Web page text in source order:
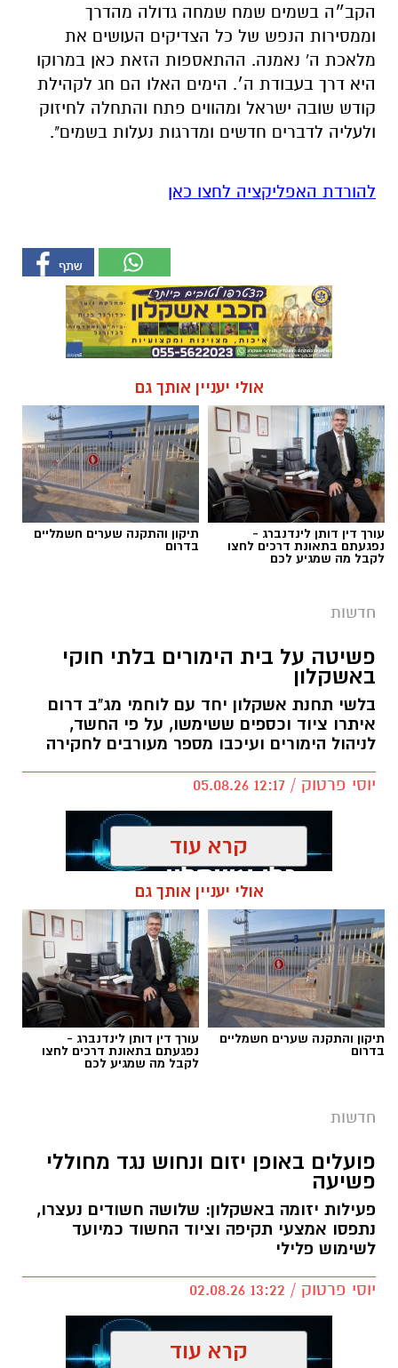
הקב״ה בשמים שמח שמחה גדולה מהדרך
וממסירות הנפש של כל הצדיקים העושים את
מלאכת ה' נאמנה. ההתאספות הזאת כאן במרוקו
היא דרך בעבודת ה׳. הימים האלו הם חג לקהילת
קודש שובה ישראל ומהווים פתח והתחלה לחיזוק
ולעליה לדברים חדשים ומדרגות נעלות בשמים".
להורדת האפליקציה לחצו כאן
אולי יעניין אותך גם
עורך דין דותן לינדנברג -
נפגעתם בתאונת דרכים לחצו
לקבל מה שמגיע לכם
תיקון והתקנה שערים חשמליים
בדרום
חדשות
פשיטה על בית הימורים בלתי חוקי
באשקלון
בלשי תחנת אשקלון יחד עם לוחמי מג"ב דרום
איתרו ציוד וכספים ששימשו, על פי החשד,
לניהול הימורים ועיכבו מספר מעורבים לחקירה
יוסי פרטוק / 12:17 05.08.26
תגים:פשיטה על בית הימורים
דוברות המשטרה
בשיתוף לוחמי מג"ב דרום, בוצע חיפוש במבנה
בעיר אשקלון בעקבות חשד להפעלת מקום
הימורים בלתי חוקי.
קרא עוד
אולי יעניין אותך גם
תיקון והתקנה שערים חשמליים
בדרום
עורך דין דותן לינדנברג -
נפגעתם בתאונת דרכים לחצו
לקבל מה שמגיע לכם
חדשות
פועלים באופן יזום ונחוש נגד מחוללי
פשיעה
פעילות יזומה באשקלון: שלושה חשודים נעצרו,
נתפסו אמצעי תקיפה וציוד החשוד כמיועד
לשימוש פלילי
יוסי פרטוק / 13:22 02.08.26
קרא עוד